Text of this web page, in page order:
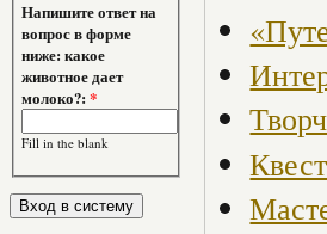
Напишите ответ на
вопрос в форме
ниже: какое
животное дает
молоко?:*
Fill in the blank